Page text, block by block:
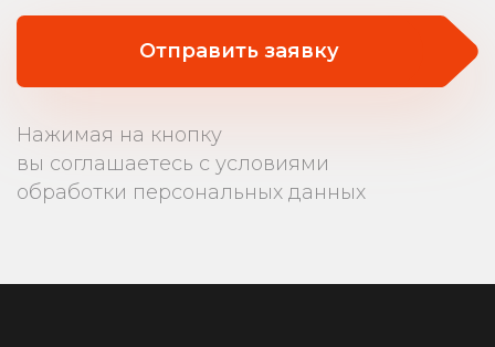
Отправить заявку
Нажимая на кнопку
вы соглашаетесь с условиями
обработки персональных данных